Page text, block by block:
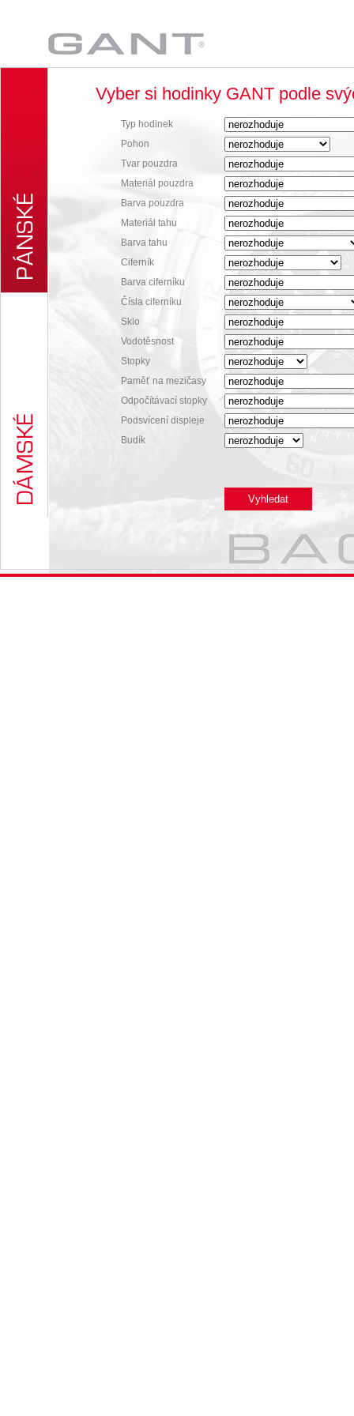
GANT
Vyber si hodinky GANT podle
Typ hodinek
Pohon
Tvar pouzdra
Materiál pouzdra
Barva pouzdra
Materiál tahu
Barva tahu
Ciferník
Barva ciferníku
Čísla ciferníku
Sklo
Vodotěsnost
Stopky
Paměť na mezičasy
Odpočítávací stopky
Podsvícení displeje
Budík